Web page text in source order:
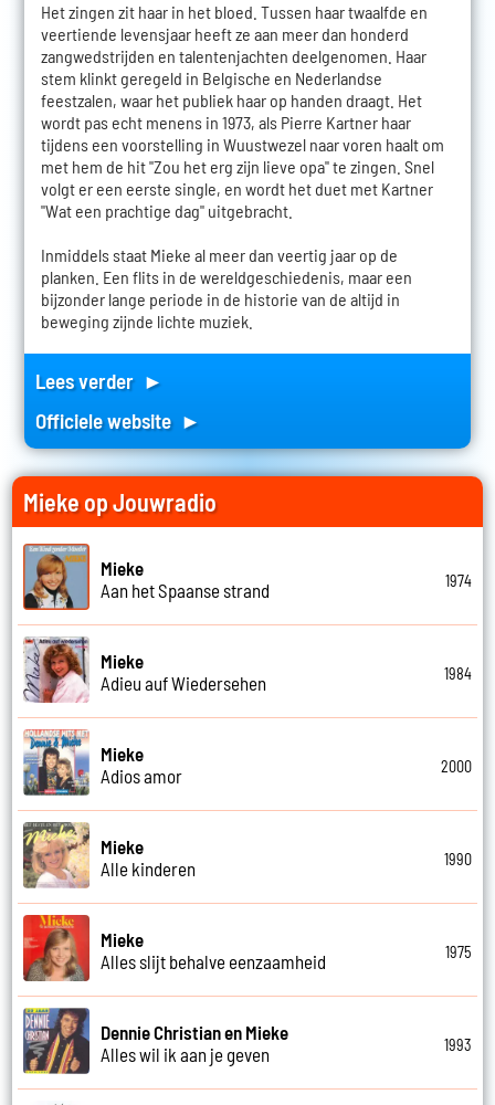
Het zingen zit haar in het bloed. Tussen haar twaalfde en
veertiende levensjaar heeft ze aan meer dan honderd
zangwedstrijden en talentenjachten deelgenomen. Haar
stem klinkt geregeld in Belgische en Nederlandse
feestzalen, waar het publiek haar op handen draagt. Het
wordt pas echt menens in 1973, als Pierre Kartner haar
tijdens een voorstelling in Wuustwezel naar voren haalt om
met hem de hit "Zou het erg zijn lieve opa" te zingen. Snel
volgt er een eerste single, en wordt het duet met Kartner
"Wat een prachtige dag" uitgebracht.
Inmiddels staat Mieke al meer dan veertig jaar op de
planken. Een flits in de wereldgeschiedenis, maar een
bijzonder lange periode in de historie van de altijd in
beweging zijnde lichte muziek.
Lees verder ►
Officiele website ►
Mieke op Jouwradio
Mieke
Aan het Spaanse strand
1974
Mieke
Adieu auf Wiedersehen
1984
Mieke
Adios amor
2000
Mieke
Alle kinderen
1990
Mieke
Alles slijt behalve eenzaamheid
1975
Dennie Christian en Mieke
Alles wil ik aan je geven
1993